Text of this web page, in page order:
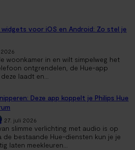
widgets voor iOS en Android: Zo stel je
woonkamer in en wilt simpelweg het
ontgrendelen, de Hue-app
laadt en...
Deze app koppelt je Philips Hue
27. juli 2026
slimme verlichting met audio is op
de bestaande Hue-diensten kun je je
laten meekleuren...